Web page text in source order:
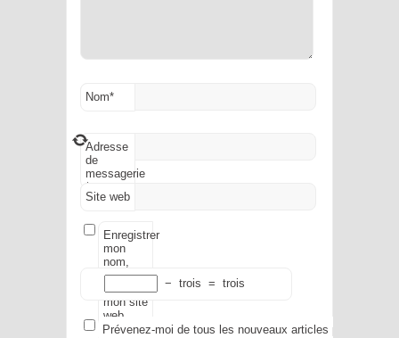
Nom*
Adresse
de
messagerie
*
Site web
Enregistrer
mon
nom,
mon e-
mon site
web
dans le
− trois = trois
Prévenez-moi de tous les nouveaux articles par e-mail.